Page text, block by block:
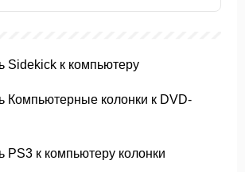
Шпильки
Sidekick к компьютеру
Компьютерные колонки к DVD-
PS3 к компьютеру колонки